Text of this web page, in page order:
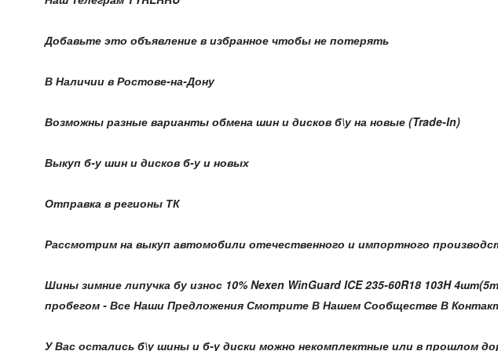
Добавьте это объявление в избранное чтобы не потерять
В Наличии в Ростове-на-Дону
Возможны разные варианты обмена шин и дисков б\у на новые (Trade-In)
Выкуп б-у шин и дисков б-у и новых
Отправка в регионы ТК
Рассмотрим на выкуп автомобили отечественного и импортного
Шины зимние липучка бу износ 10% Nexen WinGuard ICE 235-60R18 103H
пробегом - Все Наши Предложения Смотрите В Нашем Сообществе В
У Вас остались б\у шины и б-у диски можно некомплектные или в прошлом